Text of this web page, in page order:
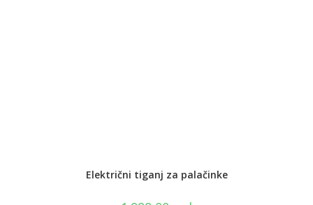
Električni tiganj za palačinke